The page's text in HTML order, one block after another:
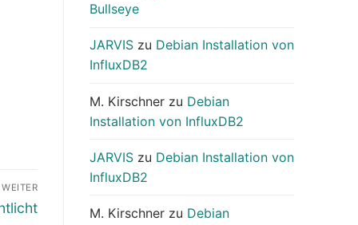
WEITER
Bullseye
JARVIS zu Debian Installation von
InfluxDB2
M. Kirschner zu Debian
Installation von InfluxDB2
JARVIS zu Debian Installation von
InfluxDB2
M. Kirschner zu Debian